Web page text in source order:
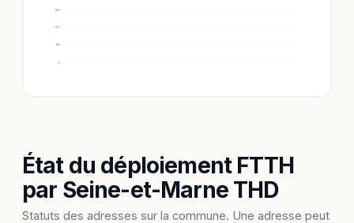
0
40
80
120
État du déploiement FTTH
par Seine-et-Marne THD
Statuts des adresses sur la commune. Une adresse peut